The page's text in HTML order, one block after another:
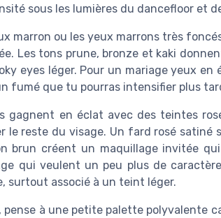
sous les lumières du dancefloor et
marron ou les yeux marrons très
Les tons prune, bronze et kaki
eyes léger. Pour un mariage yeux
fumé que tu pourras intensifier plus
gagnent en éclat avec des teintes
le reste du visage. Un fard rosé satiné
brun créent un maquillage invitée
qui veulent un peu plus de
surtout associé à un teint léger.
pense à une petite palette polyvalente